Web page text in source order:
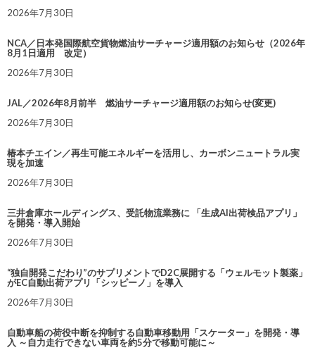
2026年7月30日
NCA／日本発国際航空貨物燃油サーチャージ適用額のお知らせ（2026年
8月1日適用 改定）
2026年7月30日
JAL／2026年8月前半 燃油サーチャージ適用額のお知らせ(変更)
2026年7月30日
椿本チエイン／再生可能エネルギーを活用し、カーボンニュートラル実
現を加速
2026年7月30日
三井倉庫ホールディングス、受託物流業務に 「生成AI出荷検品アプリ」
を開発・導入開始
2026年7月30日
“独自開発こだわり”のサプリメントでD2C展開する「ウェルモット製薬」
がEC自動出荷アプリ「シッピーノ」を導入
2026年7月30日
自動車船の荷役中断を抑制する自動車移動用「スケーター」を開発・導
入 ～自力走行できない車両を約5分で移動可能に～